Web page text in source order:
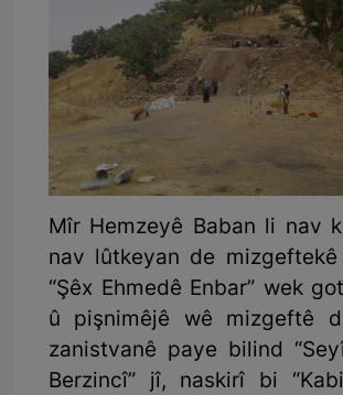
Mîr Hemzeyê Baban li nav
nav lûtkeyan de
“Şêx Ehmedê Enbar” wek
û pişnimêjê wê mizgeftê
zanistvanê paye bilind
Berzincî” jî, naskirî bi